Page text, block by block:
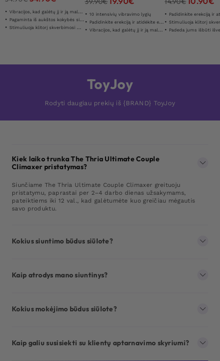
Vibracijos, kad galėtų jį ir ją maloniai
Pagaminta iš aukštos kokybės silikono
Stimuliuoja klitorį skverbimosi metu
10 intensivių vibravimo lygių
Padidinkite erekciją ir atidėkite ejakuliaciją
Vibracijos, kad galėtų jį ir ją maloniai
Padidinkite erekciją ir
Stimuliuoja klitorį
Padeda jums išbūti
ToyJoy
Rodyti daugiau prekių iš {BRAND} ToyJoy
Kiek laiko trunka The Thria Ultimate Couple
Climaxer pristatymas?
Siunčiame The Thria Ultimate Couple Climaxer greituoju
pristatymu, paprastai per 2–4 darbo dienas užsakymams,
pateiktiems iki 12 val., kad galėtumėte kuo greičiau mėgautis
savo produktu.
Kokius siuntimo būdus siūlote?
Kaip atrodys mano siuntinys?
Kokius mokėjimo būdus siūlote?
Kaip galiu susisiekti su klientų aptarnavimo skyriumi?